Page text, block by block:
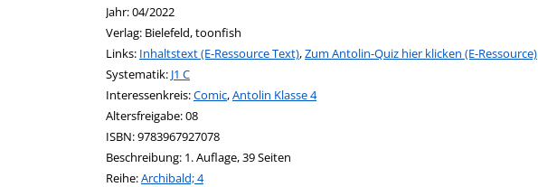
Jahr:04/2022
Verlag: Bielefeld, toonfish
opens in new tab
Links: Diesen Link in neuem Tab öffnen
Inhaltstext (E-Ressource Text),Zum Antolin-Quiz hier klicken (E-Ressource)
Systematik: Suche nach dieser Systematik
J1 C
Interessenkreis:Suche nach diesem Interessenskreis
Comic,Antolin Klasse 4
Altersfreigabe:08
ISBN:9783967927078
Beschreibung: 1. Auflage, 39 Seiten
Reihe:Archibald; 4